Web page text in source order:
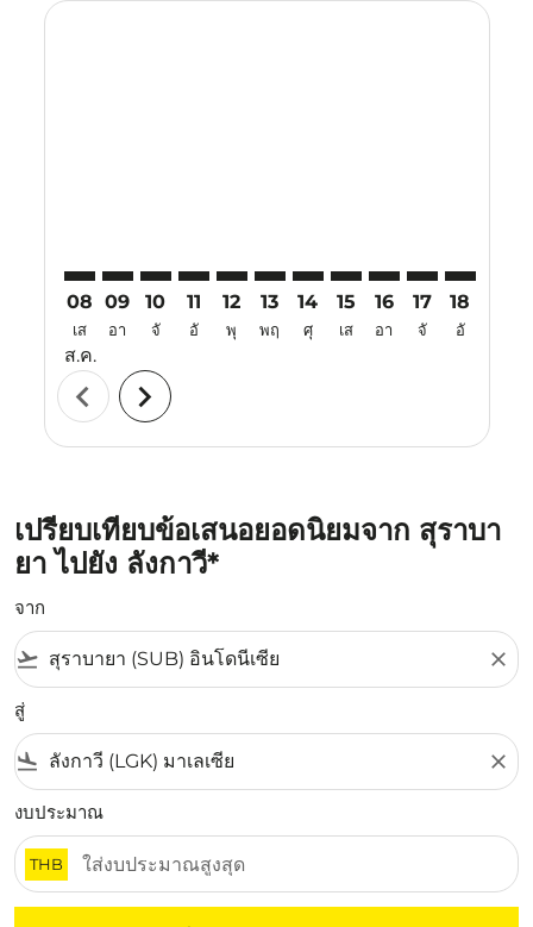
08
เส
ส.ค.
09
อา
10
จั
11
อั
12
พุ
13
พฤ
14
ศุ
15
เส
16
อา
17
จั
18
อั
chevron_left chevron_right
เปรียบเทียบข้อเสนอยอดนิยมจาก สุราบา
ยา ไปยัง ลังกาวี*
จาก
flight_takeoff close
สู่
flight_land close
งบประมาณ
THB